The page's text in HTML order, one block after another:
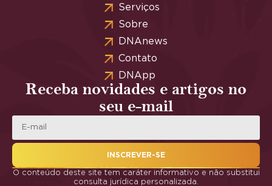
Serviços
Sobre
DNAnews
Contato
DNApp
Receba novidades e artigos no
seu e-mail
INSCREVER-SE
O conteúdo deste site tem caráter informativo e não substitui
consulta jurídica personalizada.